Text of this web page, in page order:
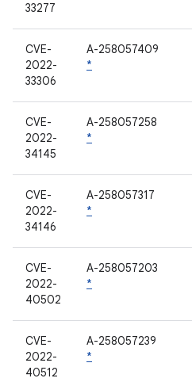
33277
CVE-
2022-
33306
A-258057409
*
CVE-
2022-
34145
A-258057258
*
CVE-
2022-
34146
A-258057317
*
CVE-
2022-
40502
A-258057203
*
CVE-
2022-
40512
A-258057239
*